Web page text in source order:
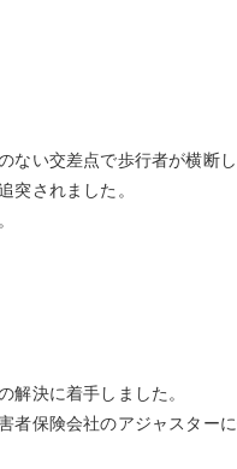
い交差点で歩行者が横断
されました。
決に着手しました。
保険会社のアジャスター